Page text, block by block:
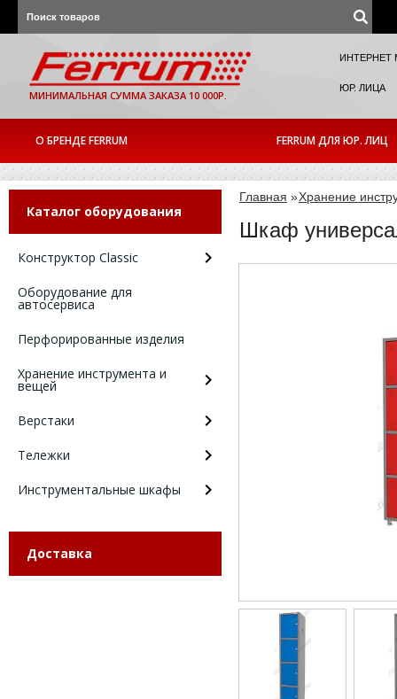
МИНИМАЛЬНАЯ СУММА ЗАКАЗА 10 000Р.
ИНТЕРНЕТ
ЮР. ЛИЦА
О БРЕНДЕ FERRUM FERRUM ДЛЯ ЮР. ЛИЦ
Каталог оборудования
Конструктор Classic
Оборудование для
автосервиса
Перфорированные изделия
Хранение инструмента и
вещей
Верстаки
Тележки
Инструментальные шкафы
Доставка
Главная »Хранение
Шкаф